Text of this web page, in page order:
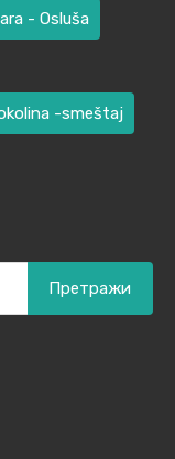
- Osluša
-smeštaj